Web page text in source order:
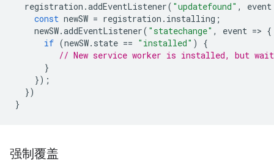
registration .addEventListener( "updatefound" ,
event
const newSW = registration . installing ;
newSW.addEventListener( "statechange" , event => {
if (newSW. state == "installed" )
{
// New service worker is installed, but
}
});
})
}
强制覆盖